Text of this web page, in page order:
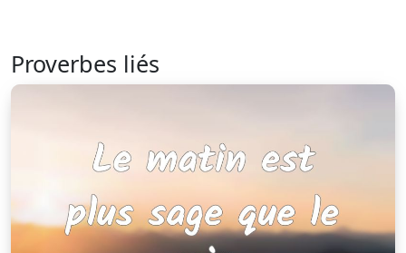
Proverbes liés